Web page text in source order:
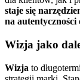
staje się
na
Wizja jako
Wizja to